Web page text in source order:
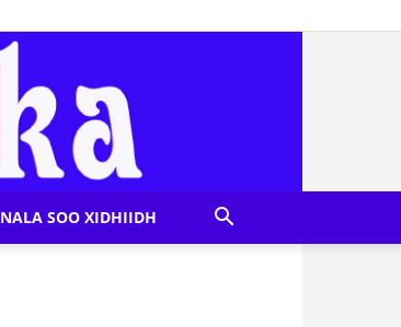
NALA SOO XIDHIIDH